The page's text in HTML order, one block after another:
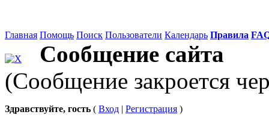
Главная Помощь Поиск Пользователи Календарь Правила
Сообщение сайта
(Сообщение закроется
Здравствуйте, гость ( Вход | Регистрация )